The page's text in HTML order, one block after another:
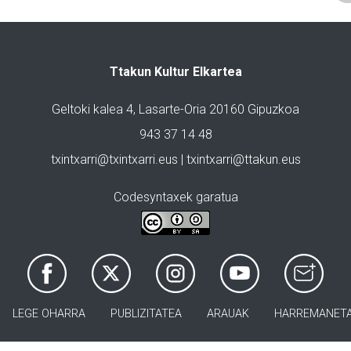
Ttakun Kultur Elkartea
Geltoki kalea 4, Lasarte-Oria 20160 Gipuzkoa
943 37 14 48
txintxarri@txintxarri.eus | txintxarri@ttakun.eus
Codesyntaxek garatua
LEGE OHARRA PUBLIZITATEA ARAUAK